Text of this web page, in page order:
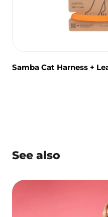
Samba Cat Harness +
See also